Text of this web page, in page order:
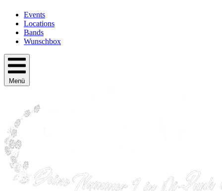
Events
Locations
Bands
Wunschbox
Menü